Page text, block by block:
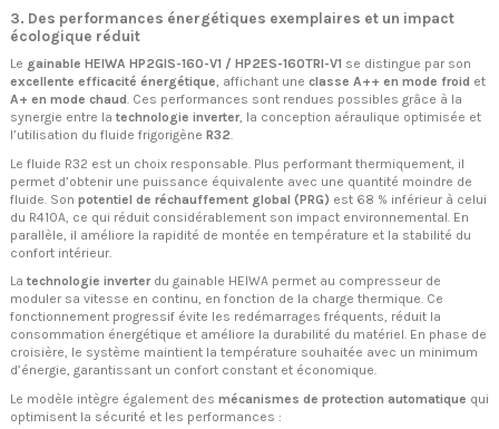
3. Des performances énergétiques exemplaires et un impact
écologique réduit
Le gainable HEIWA HP2GIS-160-V1 / HP2ES-160TRI-V1 se distingue par son
excellente efficacité énergétique, affichant une classe A++ en mode froid et
A+ en mode chaud. Ces performances sont rendues possibles grâce à la
synergie entre la technologie inverter, la conception aéraulique optimisée et
l’utilisation du fluide frigorigène R32.
Le fluide R32 est un choix responsable. Plus performant thermiquement, il
permet d’obtenir une puissance équivalente avec une quantité moindre de
fluide. Son potentiel de réchauffement global (PRG) est 68 % inférieur à celui
du R410A, ce qui réduit considérablement son impact environnemental. En
parallèle, il améliore la rapidité de montée en température et la stabilité du
confort intérieur.
La technologie inverterdu gainable HEIWA permet au compresseur de
moduler sa vitesse en continu, en fonction de la charge thermique. Ce
fonctionnement progressif évite les redémarrages fréquents, réduit la
consommation énergétique et améliore la durabilité du matériel. En phase de
croisière, le système maintient la température souhaitée avec un minimum
d’énergie, garantissant un confort constant et économique.
Le modèle intègre également des mécanismes de protection automatique qui
optimisent la sécurité et les performances :